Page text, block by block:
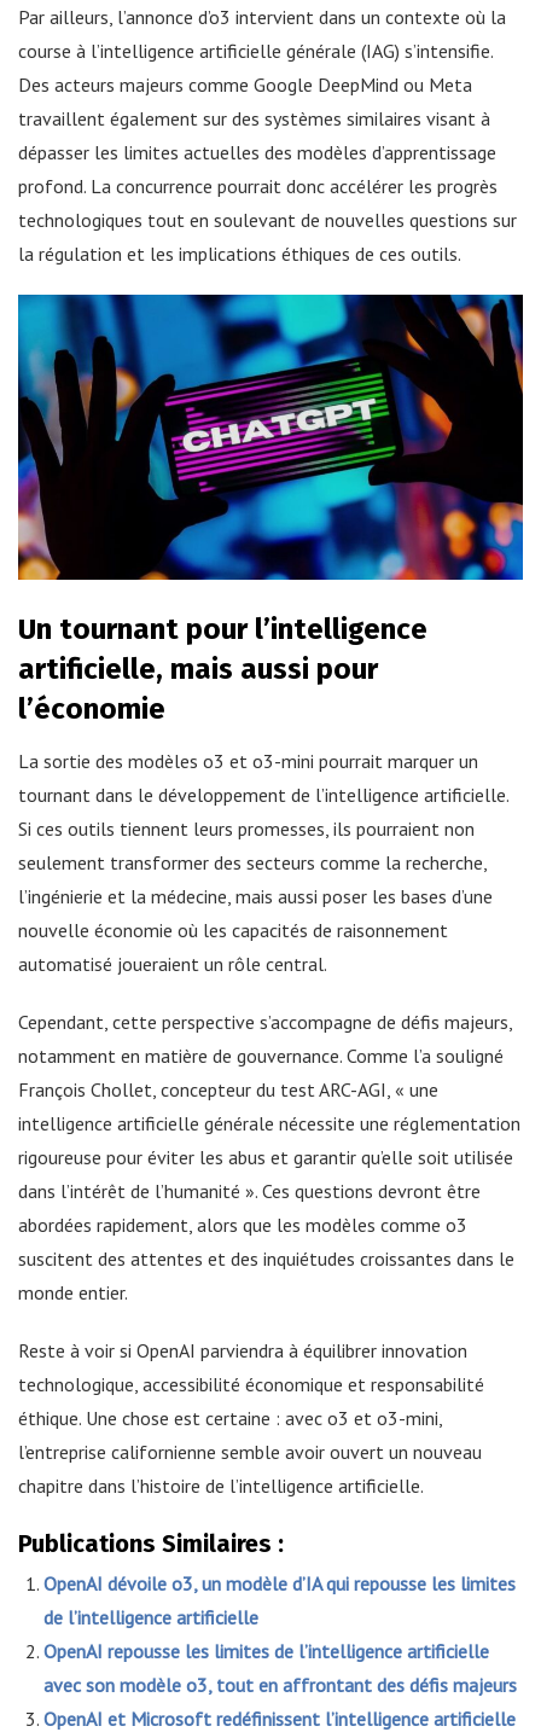
Par ailleurs, l’annonce d’o3 intervient dans un contexte où la
course à l’intelligence artificielle générale (IAG) s’intensifie.
Des acteurs majeurs comme Google DeepMind ou Meta
travaillent également sur des systèmes similaires visant à
dépasser les limites actuelles des modèles d’apprentissage
profond. La concurrence pourrait donc accélérer les progrès
technologiques tout en soulevant de nouvelles questions sur
la régulation et les implications éthiques de ces outils.
Un tournant pour l’intelligence
artificielle, mais aussi pour
l’économie
La sortie des modèles o3 et o3-mini pourrait marquer un
tournant dans le développement de l’intelligence artificielle.
Si ces outils tiennent leurs promesses, ils pourraient non
seulement transformer des secteurs comme la recherche,
l’ingénierie et la médecine, mais aussi poser les bases d’une
nouvelle économie où les capacités de raisonnement
automatisé joueraient un rôle central.
Cependant, cette perspective s’accompagne de défis majeurs,
notamment en matière de gouvernance. Comme l’a souligné
François Chollet, concepteur du test ARC-AGI, « une
intelligence artificielle générale nécessite une réglementation
rigoureuse pour éviter les abus et garantir qu’elle soit utilisée
dans l’intérêt de l’humanité ». Ces questions devront être
abordées rapidement, alors que les modèles comme o3
suscitent des attentes et des inquiétudes croissantes dans le
monde entier.
Reste à voir si OpenAI parviendra à équilibrer innovation
technologique, accessibilité économique et responsabilité
éthique. Une chose est certaine : avec o3 et o3-mini,
l’entreprise californienne semble avoir ouvert un nouveau
chapitre dans l’histoire de l’intelligence artificielle.
Publications Similaires :
OpenAI dévoile o3, un modèle d’IA qui repousse les limites
de l’intelligence artificielle
OpenAI repousse les limites de l’intelligence artificielle
avec son modèle o3, tout en affrontant des défis majeurs
OpenAI et Microsoft redéfinissent l’intelligence artificielle